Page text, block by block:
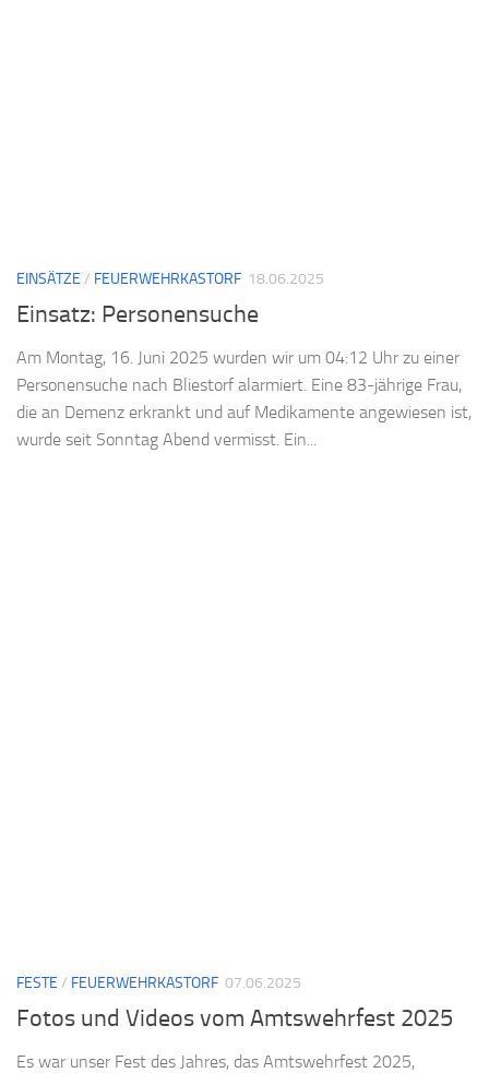
EINSÄTZE / FEUERWEHRKASTORF 18.06.2025
Einsatz: Personensuche
Am Montag, 16. Juni 2025 wurden wir um 04:12 Uhr zu einer
Personensuche nach Bliestorf alarmiert. Eine 83-jährige Frau,
die an Demenz erkrankt und auf Medikamente angewiesen ist,
wurde seit Sonntag Abend vermisst. Ein...
FESTE / FEUERWEHRKASTORF 07.06.2025
Fotos und Videos vom Amtswehrfest 2025
Es war unser Fest des Jahres, das Amtswehrfest 2025,